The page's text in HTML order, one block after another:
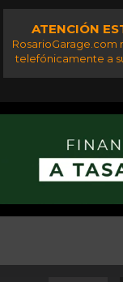
ATENCIÓN
RosarioGarage.com
telefónicamente a